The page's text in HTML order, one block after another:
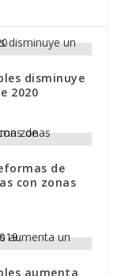
disminuye
2020
de
con zonas
aumenta